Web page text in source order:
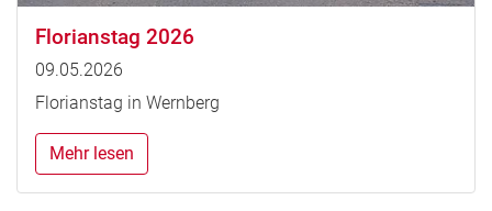
Florianstag 2026
09.05.2026
Florianstag in Wernberg
Mehr lesen